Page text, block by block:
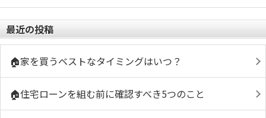
最近の投稿
🏠家を買うベストなタイミングはいつ？
🏠住宅ローンを組む前に確認すべき5つのこと